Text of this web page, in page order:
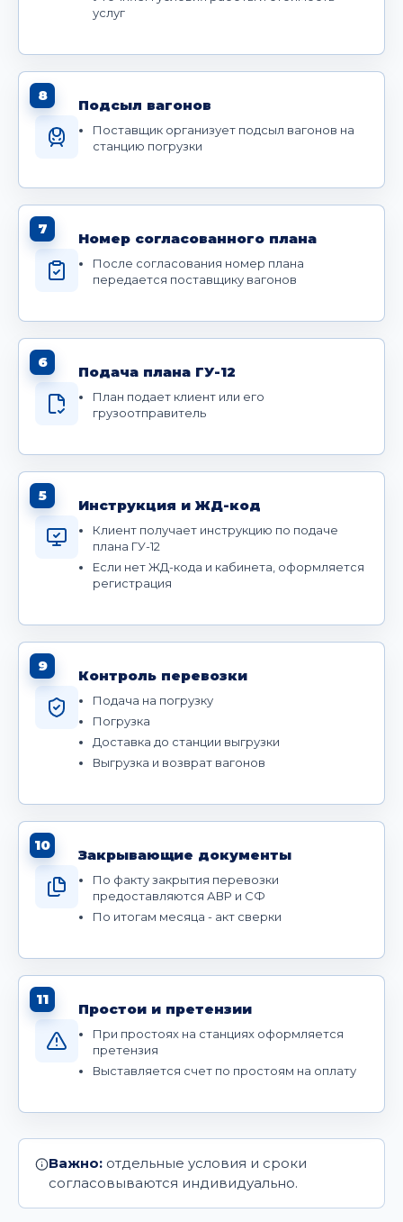
услуг
8
Подсыл вагонов
Поставщик организует подсыл вагонов на
станцию погрузки
7
Номер согласованного плана
После согласования номер плана
передается поставщику вагонов
6
Подача плана ГУ-12
План подает клиент или его
грузоотправитель
5
Инструкция и ЖД-код
Клиент получает инструкцию по подаче
плана ГУ-12
Если нет ЖД-кода и кабинета, оформляется
регистрация
9
Контроль перевозки
Подача на погрузку
Погрузка
Доставка до станции выгрузки
Выгрузка и возврат вагонов
10
Закрывающие документы
По факту закрытия перевозки
предоставляются АВР и СФ
По итогам месяца - акт сверки
11
Простои и претензии
При простоях на станциях оформляется
претензия
Выставляется счет по простоям на оплату
Важно: отдельные условия и сроки
согласовываются индивидуально.